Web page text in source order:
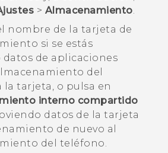
> Almacenamiento.
nombre de la tarjeta de
si se estás
datos de aplicaciones
del
la tarjeta, o pulsa en
interno compartido
datos de la tarjeta
de nuevo al
del teléfono.